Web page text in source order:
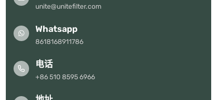
unite@unitefilter.com
Whatsapp
8618168911786
电话
+86 510 8595 6966